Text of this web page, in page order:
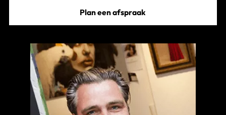
Plan een afspraak